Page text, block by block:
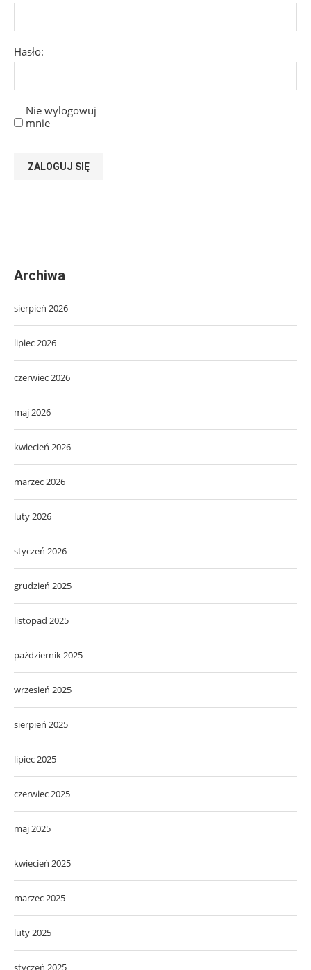
Hasło:
Nie wylogowuj
mnie
ZALOGUJ SIĘ
Archiwa
sierpień 2026
lipiec 2026
czerwiec 2026
maj 2026
kwiecień 2026
marzec 2026
luty 2026
styczeń 2026
grudzień 2025
listopad 2025
październik 2025
wrzesień 2025
sierpień 2025
lipiec 2025
czerwiec 2025
maj 2025
kwiecień 2025
marzec 2025
luty 2025
styczeń 2025